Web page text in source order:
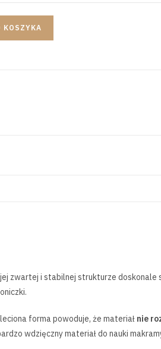
KOSZYKA
zwartej i stabilnej strukturze doskonale
forma powoduje, że materiał nie
wdzięczny materiał do nauki